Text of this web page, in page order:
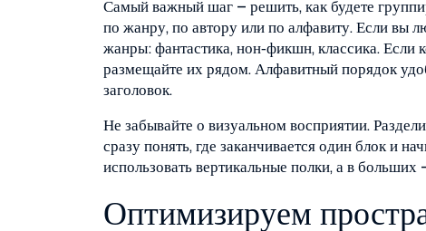
Самый важный шаг – решить, как будете
по жанру, по автору или по алфавиту. Если вы
жанры: фантастика, нон‑фикшн, классика. Если
размещайте их рядом. Алфавитный порядок
заголовок.
Не забывайте о визуальном восприятии.
сразу понять, где заканчивается один блок и
использовать вертикальные полки, а в
Оптимизируем